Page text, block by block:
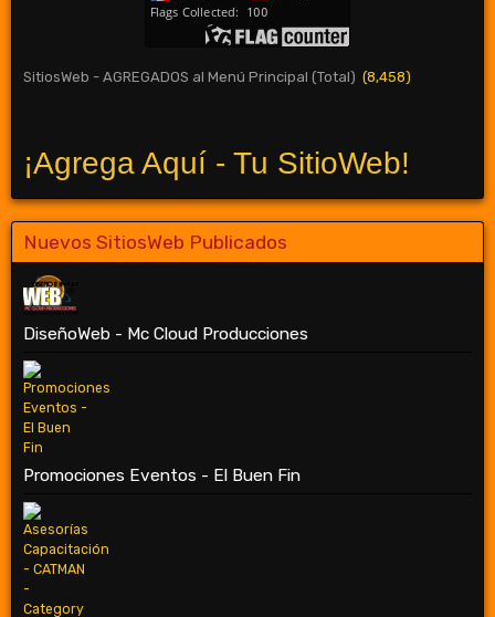
SitiosWeb - AGREGADOS al Menú Principal (Total) (8,458)
¡Agrega Aquí - Tu SitioWeb!
Nuevos SitiosWeb Publicados
DiseñoWeb - Mc Cloud Producciones
Promociones Eventos - El Buen Fin